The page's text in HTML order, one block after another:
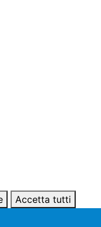
Accetta tutti